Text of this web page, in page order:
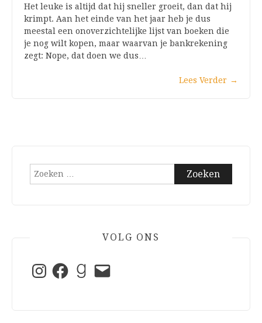
Het leuke is altijd dat hij sneller groeit, dan dat hij
krimpt. Aan het einde van het jaar heb je dus
meestal een onoverzichtelijke lijst van boeken die
je nog wilt kopen, maar waarvan je bankrekening
zegt: Nope, dat doen we dus…
Lees Verder →
Zoeken
VOLG ONS
InstagramFacebookGoodreads
E-
mail